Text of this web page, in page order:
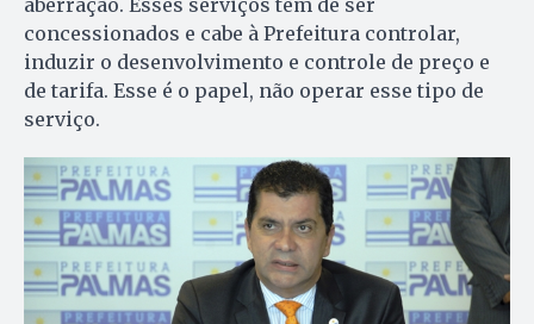
concessionados e cabe à Prefeitura controlar,
induzir o desenvolvimento e controle de preço e
de tarifa. Esse é o papel, não operar esse tipo de
serviço.